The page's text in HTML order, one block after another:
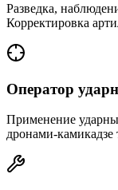
Разведка,
Корректировка
Оператор
Применение
дронами-камикадзе